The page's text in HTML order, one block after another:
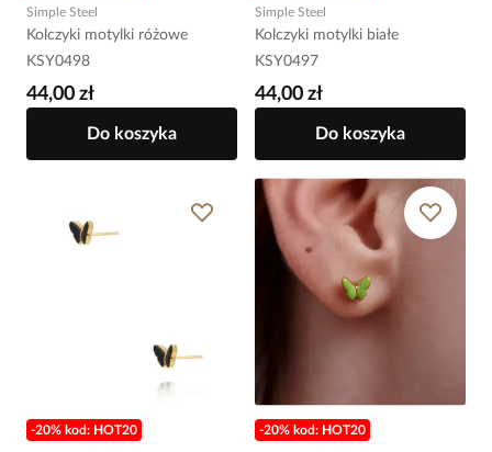
Simple Steel
Kolczyki motylki różowe
KSY0498
44,00 zł
Do koszyka
Simple Steel
Kolczyki motylki białe
KSY0497
44,00 zł
Do koszyka
-20% kod: HOT20 -20% kod: HOT20